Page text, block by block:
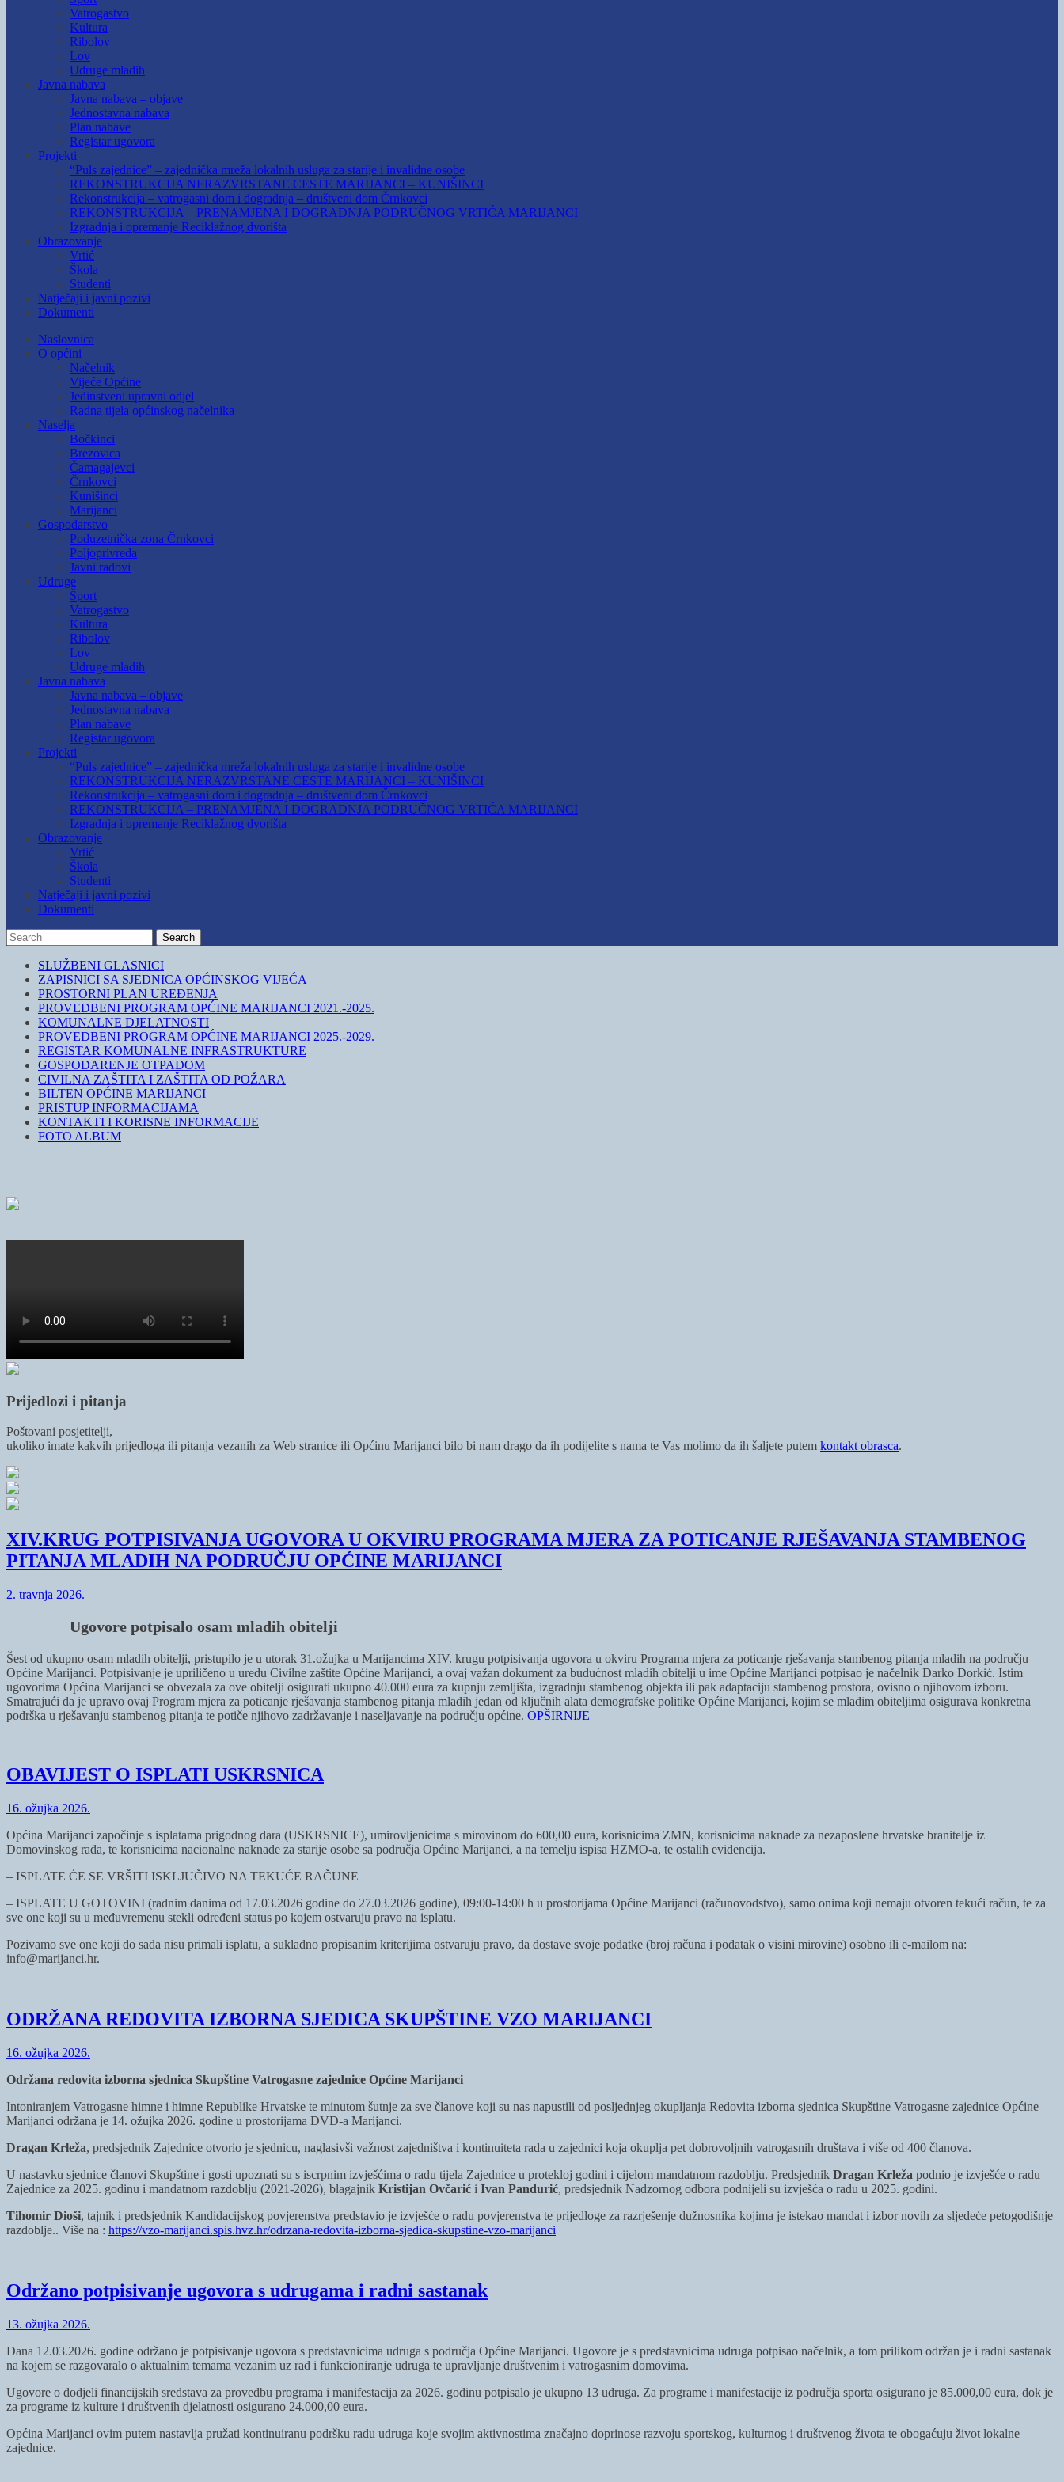
Vatrogastvo
Kultura
Ribolov
Lov
Udruge mladih
Javna nabava
Javna nabava – objave
Jednostavna nabava
Plan nabave
Registar ugovora
Projekti
“Puls zajednice” – zajednička mreža lokalnih usluga za starije i invalidne osobe
REKONSTRUKCIJA NERAZVRSTANE CESTE MARIJANCI – KUNIŠINCI
Rekonstrukcija – vatrogasni dom i dogradnja – društveni dom Črnkovci
REKONSTRUKCIJA – PRENAMJENA I DOGRADNJA PODRUČNOG VRTIĆA MARIJANCI
Izgradnja i opremanje Reciklažnog dvorišta
Obrazovanje
Vrtić
Škola
Studenti
Natječaji i javni pozivi
Dokumenti
Naslovnica
O općini
Načelnik
Vijeće Općine
Jedinstveni upravni odjel
Radna tijela općinskog načelnika
Naselja
Bočkinci
Brezovica
Čamagajevci
Črnkovci
Kunišinci
Marijanci
Gospodarstvo
Poduzetnička zona Črnkovci
Poljoprivreda
Javni radovi
Udruge
Šport
Vatrogastvo
Kultura
Ribolov
Lov
Udruge mladih
Javna nabava
Javna nabava – objave
Jednostavna nabava
Plan nabave
Registar ugovora
Projekti
“Puls zajednice” – zajednička mreža lokalnih usluga za starije i invalidne osobe
REKONSTRUKCIJA NERAZVRSTANE CESTE MARIJANCI – KUNIŠINCI
Rekonstrukcija – vatrogasni dom i dogradnja – društveni dom Črnkovci
REKONSTRUKCIJA – PRENAMJENA I DOGRADNJA PODRUČNOG VRTIĆA MARIJANCI
Izgradnja i opremanje Reciklažnog dvorišta
Obrazovanje
Vrtić
Škola
Studenti
Natječaji i javni pozivi
Dokumenti
Search
for:
Search
SLUŽBENI GLASNICI
ZAPISNICI SA SJEDNICA OPĆINSKOG VIJEĆA
PROSTORNI PLAN UREĐENJA
PROVEDBENI PROGRAM OPĆINE MARIJANCI 2021.-2025.
KOMUNALNE DJELATNOSTI
PROVEDBENI PROGRAM OPĆINE MARIJANCI 2025.-2029.
REGISTAR KOMUNALNE INFRASTRUKTURE
GOSPODARENJE OTPADOM
CIVILNA ZAŠTITA I ZAŠTITA OD POŽARA
BILTEN OPĆINE MARIJANCI
PRISTUP INFORMACIJAMA
KONTAKTI I KORISNE INFORMACIJE
FOTO ALBUM
Prijedlozi i pitanja
Poštovani posjetitelji,
ukoliko imate kakvih prijedloga ili pitanja vezanih za Web stranice ili Općinu Marijanci bilo bi nam drago da ih podijelite s nama te Vas molimo da ih šaljete putem kontakt obrasca.
XIV.KRUG POTPISIVANJA UGOVORA U OKVIRU PROGRAMA MJERA ZA POTICANJE RJEŠAVANJA STAMBENOG
PITANJA MLADIH NA PODRUČJU OPĆINE MARIJANCI
2. travnja 2026.
Ugovore potpisalo osam mladih obitelji
Šest od ukupno osam mladih obitelji, pristupilo je u utorak 31.ožujka u Marijancima XIV. krugu potpisivanja ugovora u okviru Programa mjera za poticanje rješavanja stambenog pitanja mladih na području
Općine Marijanci. Potpisivanje je upriličeno u uredu Civilne zaštite Općine Marijanci, a ovaj važan dokument za budućnost mladih obitelji u ime Općine Marijanci potpisao je načelnik Darko Dorkić. Istim
ugovorima Općina Marijanci se obvezala za ove obitelji osigurati ukupno 40.000 eura za kupnju zemljišta, izgradnju stambenog objekta ili pak adaptaciju stambenog prostora, ovisno o njihovom izboru.
Smatrajući da je upravo ovaj Program mjera za poticanje rješavanja stambenog pitanja mladih jedan od ključnih alata demografske politike Općine Marijanci, kojim se mladim obiteljima osigurava konkretna
podrška u rješavanju stambenog pitanja te potiče njihovo zadržavanje i naseljavanje na području općine. OPŠIRNIJE
OBAVIJEST O ISPLATI USKRSNICA
16. ožujka 2026.
Općina Marijanci započinje s isplatama prigodnog dara (USKRSNICE), umirovljenicima s mirovinom do 600,00 eura, korisnicima ZMN, korisnicima naknade za nezaposlene hrvatske branitelje iz
Domovinskog rada, te korisnicima nacionalne naknade za starije osobe sa područja Općine Marijanci, a na temelju ispisa HZMO-a, te ostalih evidencija.
– ISPLATE ĆE SE VRŠITI ISKLJUČIVO NA TEKUĆE RAČUNE
– ISPLATE U GOTOVINI (radnim danima od 17.03.2026 godine do 27.03.2026 godine), 09:00-14:00 h u prostorijama Općine Marijanci (računovodstvo), samo onima koji nemaju otvoren tekući račun, te za
sve one koji su u međuvremenu stekli određeni status po kojem ostvaruju pravo na isplatu.
Pozivamo sve one koji do sada nisu primali isplatu, a sukladno propisanim kriterijima ostvaruju pravo, da dostave svoje podatke (broj računa i podatak o visini mirovine) osobno ili e-mailom na:
info@marijanci.hr.
ODRŽANA REDOVITA IZBORNA SJEDICA SKUPŠTINE VZO MARIJANCI
16. ožujka 2026.
Održana redovita izborna sjednica Skupštine Vatrogasne zajednice Općine Marijanci
Intoniranjem Vatrogasne himne i himne Republike Hrvatske te minutom šutnje za sve članove koji su nas napustili od posljednjeg okupljanja Redovita izborna sjednica Skupštine Vatrogasne zajednice Općine
Marijanci održana je 14. ožujka 2026. godine u prostorijama DVD‑a Marijanci.
Dragan Krleža, predsjednik Zajednice otvorio je sjednicu, naglasivši važnost zajedništva i kontinuiteta rada u zajednici koja okuplja pet dobrovoljnih vatrogasnih društava i više od 400 članova.
U nastavku sjednice članovi Skupštine i gosti upoznati su s iscrpnim izvješćima o radu tijela Zajednice u protekloj godini i cijelom mandatnom razdoblju. Predsjednik Dragan Krleža podnio je izvješće o radu
Zajednice za 2025. godinu i mandatnom razdoblju (2021-2026), blagajnik Kristijan Ovčarić i Ivan Pandurić, predsjednik Nadzornog odbora podnijeli su izvješća o radu u 2025. godini.
Tihomir Dioši, tajnik i predsjednik Kandidacijskog povjerenstva predstavio je izvješće o radu povjerenstva te prijedloge za razrješenje dužnosnika kojima je istekao mandat i izbor novih za sljedeće petogodišnje
razdoblje.. Više na : https://vzo-marijanci.spis.hvz.hr/odrzana-redovita-izborna-sjedica-skupstine-vzo-marijanci
Održano potpisivanje ugovora s udrugama i radni sastanak
13. ožujka 2026.
Dana 12.03.2026. godine održano je potpisivanje ugovora s predstavnicima udruga s područja Općine Marijanci. Ugovore je s predstavnicima udruga potpisao načelnik, a tom prilikom održan je i radni sastanak
na kojem se razgovaralo o aktualnim temama vezanim uz rad i funkcioniranje udruga te upravljanje društvenim i vatrogasnim domovima.
Ugovore o dodjeli financijskih sredstava za provedbu programa i manifestacija za 2026. godinu potpisalo je ukupno 13 udruga. Za programe i manifestacije iz područja sporta osigurano je 85.000,00 eura, dok je
za programe iz kulture i društvenih djelatnosti osigurano 24.000,00 eura.
Općina Marijanci ovim putem nastavlja pružati kontinuiranu podršku radu udruga koje svojim aktivnostima značajno doprinose razvoju sportskog, kulturnog i društvenog života te obogaćuju život lokalne
zajednice.